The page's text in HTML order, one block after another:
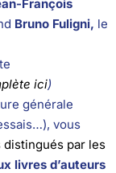
François
Bruno Fuligni, le
ici)
générale
vous
distingués par les
livres d’auteurs